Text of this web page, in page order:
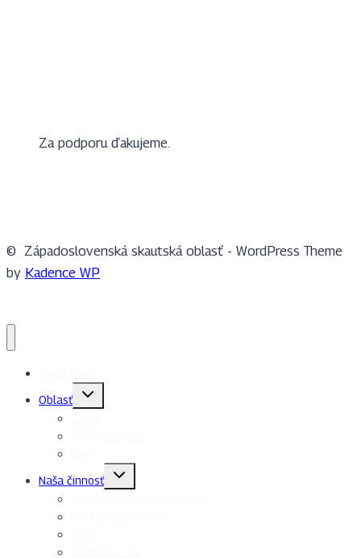
Za podporu ďakujeme.
© Západoslovenská skautská oblasť - WordPress Theme
by Kadence WP
Oblasť
Toggle
Naša činnosť
Toggle